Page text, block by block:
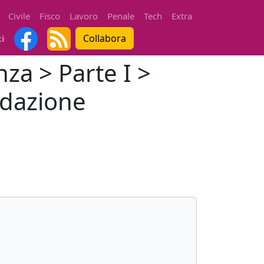
Civile Fisco Lavoro Penale Tech
Extra
Collabora
> Parte I >